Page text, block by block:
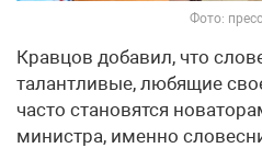
Фото:
Кравцов добавил, что
талантливые, любящие
часто становятся
министра, именно